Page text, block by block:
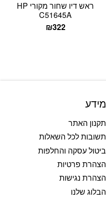
ראש דיו שחור מקורי HP
C51645A
₪322
מידע
תקנון האתר
תשובות לכל השאלות
ביטול עסקה והחלפות
הצהרת פרטיות
הצהרת נגישות
הבלוג שלנו